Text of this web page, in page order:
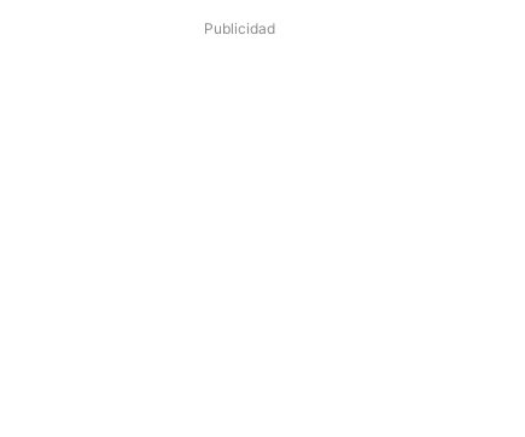
Publicidad